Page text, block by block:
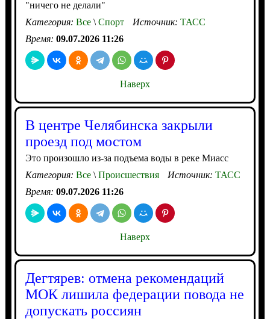
"ничего не делали"
Категория: Все\Спорт Источник: ТАСС
Время: 09.07.2026 11:26
Наверх
В центре Челябинска закрыли
проезд под мостом
Это произошло из-за подъема воды в реке Миасс
Категория: Все\Происшествия Источник: ТАСС
Время: 09.07.2026 11:26
Наверх
Дегтярев: отмена рекомендаций
МОК лишила федерации повода не
допускать россиян